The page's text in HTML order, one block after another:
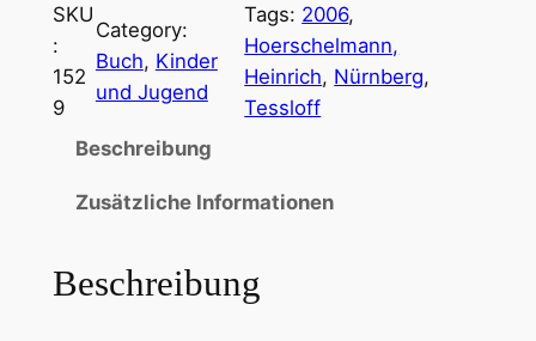
SKU
:
152
9
Category:
Buch, Kinder
und Jugend
Tags: 2006
Hoerschelmann,
Heinrich, Nürnberg
Tessloff
Beschreibung
Zusätzliche Informationen
Beschreibung